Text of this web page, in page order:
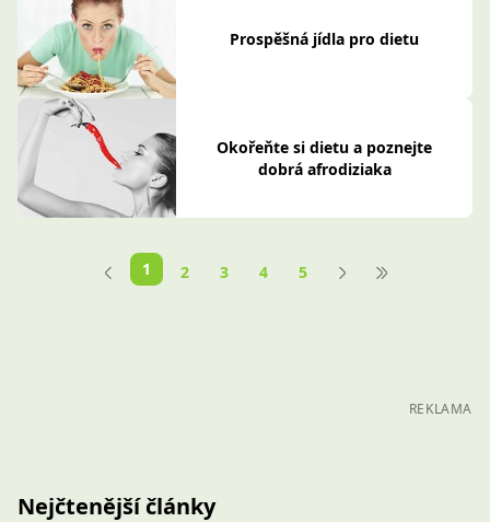
Prospěšná jídla pro dietu
Okořeňte si dietu a poznejte
dobrá afrodiziaka
1 2 3 4 5
REKLAMA
Nejčtenější články